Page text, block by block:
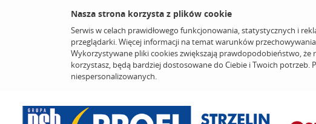
Nasza strona korzysta z plików cookie
Serwis w celach prawidłowego funkcjonowania, statystycznych i
przeglądarki. Więcej informacji na temat warunków
Wykorzystywane pliki cookies zwiększają prawdopodobieństwo,
korzystasz, będą bardziej dostosowane do Ciebie i Twoich
niespersonalizowanych.